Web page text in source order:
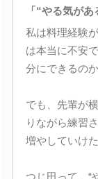
「“やる気が
私は料理経験
は本当に不安
分にできるの
でも、先輩が
りながら練習
増やしていけた
つじ田って、“